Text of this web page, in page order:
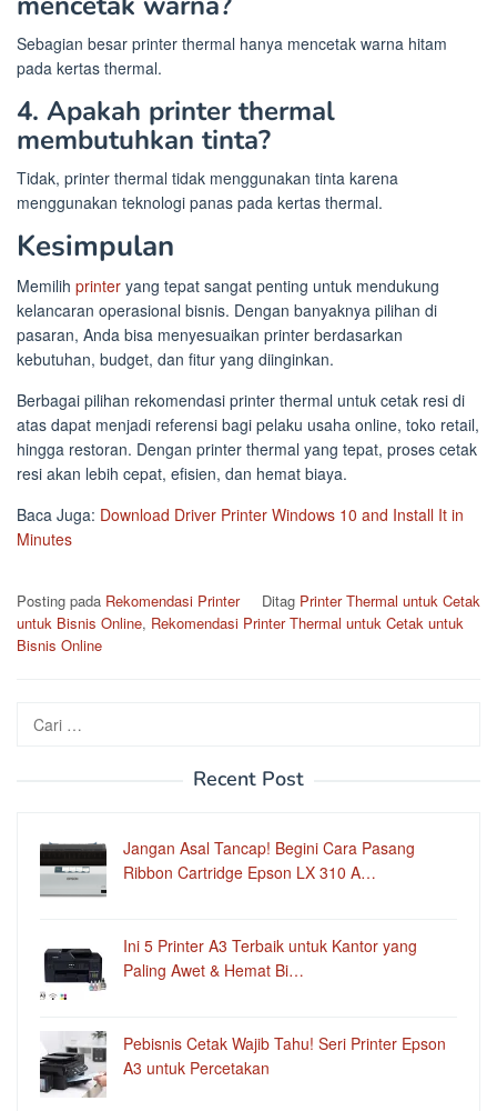
Sebagian besar printer thermal hanya mencetak warna hitam
pada kertas thermal.
4. Apakah printer thermal
membutuhkan tinta?
Tidak, printer thermal tidak menggunakan tinta karena
menggunakan teknologi panas pada kertas thermal.
Kesimpulan
Memilih printer yang tepat sangat penting untuk mendukung
kelancaran operasional bisnis. Dengan banyaknya pilihan di
pasaran, Anda bisa menyesuaikan printer berdasarkan
kebutuhan, budget, dan fitur yang diinginkan.
Berbagai pilihan rekomendasi printer thermal untuk cetak resi di
atas dapat menjadi referensi bagi pelaku usaha online, toko retail,
hingga restoran. Dengan printer thermal yang tepat, proses cetak
resi akan lebih cepat, efisien, dan hemat biaya.
Baca Juga: Download Driver Printer Windows 10 and Install It in
Minutes
Posting pada Rekomendasi Printer Ditag Printer Thermal untuk Cetak
untuk Bisnis Online, Rekomendasi Printer Thermal untuk Cetak untuk
Bisnis Online
Cari
untuk:
Recent Post
Jangan Asal Tancap! Begini Cara Pasang
Ribbon Cartridge Epson LX 310 A…
Ini 5 Printer A3 Terbaik untuk Kantor yang
Paling Awet & Hemat Bi…
Pebisnis Cetak Wajib Tahu! Seri Printer Epson
A3 untuk Percetakan